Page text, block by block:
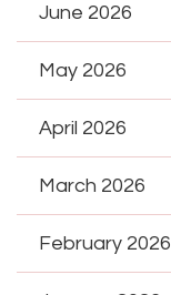
June 2026
May 2026
April 2026
March 2026
February 2026